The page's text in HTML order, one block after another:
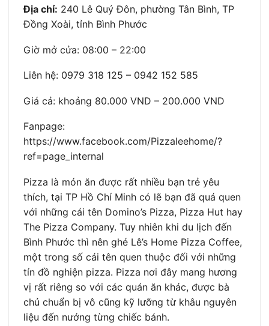
Địa chỉ: 240 Lê Quý Đôn, phường Tân Bình, TP
Đồng Xoài, tỉnh Bình Phước
Giờ mở cửa: 08:00 – 22:00
Liên hệ: 0979 318 125 – 0942 152 585
Giá cả: khoảng 80.000 VND – 200.000 VND
Fanpage:
https://www.facebook.com/Pizzaleehome/?
ref=page_internal
Pizza là món ăn được rất nhiều bạn trẻ yêu
thích, tại TP Hồ Chí Minh có lẽ bạn đã quá quen
với những cái tên Domino’s Pizza, Pizza Hut hay
The Pizza Company. Tuy nhiên khi du lịch đến
Bình Phước thì nên ghé Lê’s Home Pizza Coffee,
một trong số cái tên quen thuộc đối với những
tín đồ nghiện pizza. Pizza nơi đây mang hương
vị rất riêng so với các quán ăn khác, được bà
chủ chuẩn bị vô cũng kỹ lưỡng từ khâu nguyên
liệu đến nướng từng chiếc bánh.